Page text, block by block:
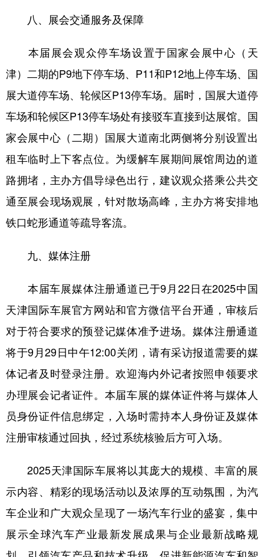
八、展会交通服务及保障
本届展会观众停车场设置于国家会展中心（天
津）二期的P9地下停车场、P11和P12地上停车场、国
展大道停车场、轮候区P13停车场。届时，国展大道停
车场和轮候区P13停车场处有接驳车直接到达展馆。国
家会展中心（二期）国展大道南北两侧将分别设置出
租车临时上下客点位。为缓解车展期间展馆周边的道
路拥堵，主办方倡导绿色出行，建议观众搭乘公共交
通至展会现场观展，针对散场高峰，主办方将安排地
铁口蛇形通道等疏导客流。
九、媒体注册
本届车展媒体注册通道已于9月22日在2025中国
天津国际车展官方网站和官方微信平台开通，审核后
对于符合要求的预登记媒体准予进场。媒体注册通道
将于9月29日中午12:00关闭，请有采访报道需要的媒
体记者及时登录注册。欢迎海内外记者按照申领要求
办理展会记者证件。本届车展的媒体证件将与媒体人
员身份证件信息绑定，入场时需持本人身份证及媒体
注册审核通过回执，经过系统核验后方可入场。
2025天津国际车展将以其庞大的规模、丰富的展
示内容、精彩的现场活动以及浓厚的互动氛围，为汽
车企业和广大观众呈现了一场汽车行业的盛宴，集中
展示全球汽车产业最新发展成果与企业最新战略规